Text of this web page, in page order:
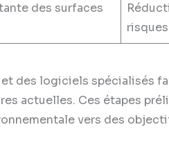
des surfaces
des logiciels spécialisés
actuelles. Ces étapes
vers des